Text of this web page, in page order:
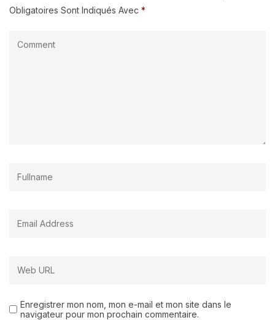
Obligatoires Sont Indiqués Avec *
Enregistrer mon nom, mon e-mail et mon site dans le
navigateur pour mon prochain commentaire.